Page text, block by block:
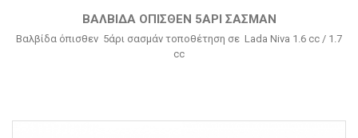
ΒΑΛΒΊΔΑ ΌΠΙΣΘΕΝ 5ΆΡΙ ΣΑΣΜΆΝ
Βαλβίδα όπισθεν 5άρι σασμάν τοποθέτηση σε Lada Niva 1.6 cc / 1.7
cc